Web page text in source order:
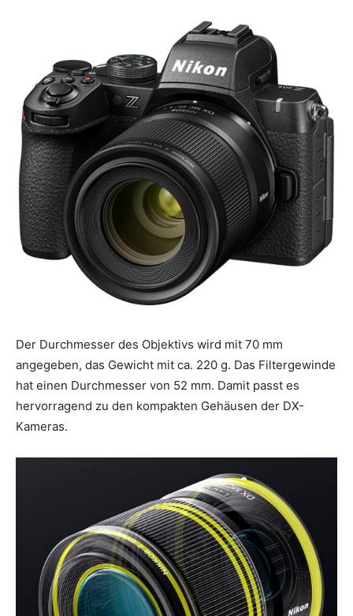
Der Durchmesser des Objektivs wird mit 70 mm
angegeben, das Gewicht mit ca. 220 g. Das Filtergewinde
hat einen Durchmesser von 52 mm. Damit passt es
hervorragend zu den kompakten Gehäusen der DX-
Kameras.